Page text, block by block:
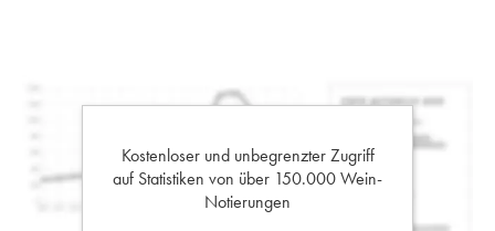
Kostenloser und unbegrenzter Zugriff
auf Statistiken von über 150.000 Wein-
Notierungen